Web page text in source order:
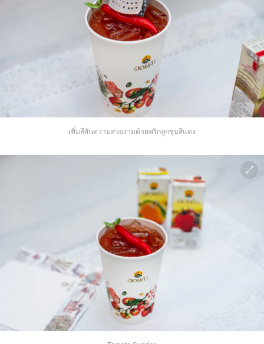
เพิ่มสีสันความสวยงามด้วยพริกลูกชุบสีแดง